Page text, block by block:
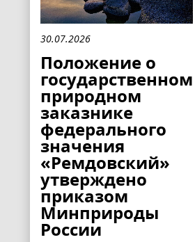
30.07.2026
Положение о
государственном
природном
заказнике
федерального
значения
«Ремдовский»
утверждено
приказом
Минприроды
России